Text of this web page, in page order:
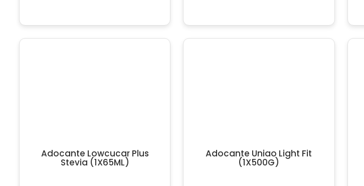
Adocante Lowcucar Plus
Stevia (1X65ML)
Adocante Uniao Light Fit
(1X500G)